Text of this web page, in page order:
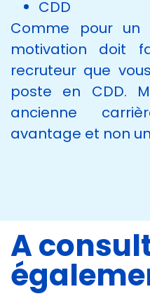
CDD
Comme pour un
motivation doit
recruteur que
poste en CDD.
ancienne
avantage et non
A